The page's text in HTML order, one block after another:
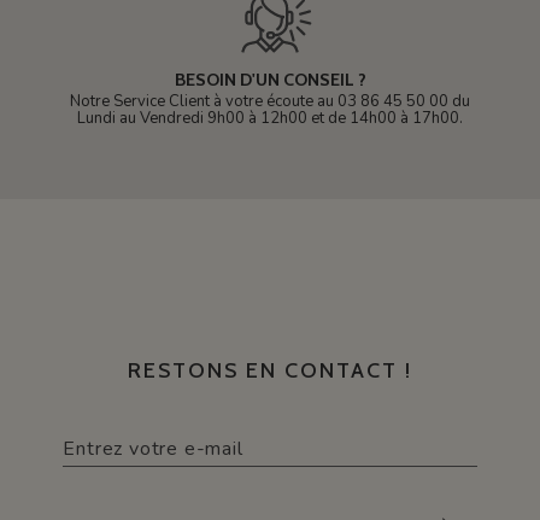
BESOIN D'UN CONSEIL ?
Notre Service Client à votre écoute au 03 86 45 50 00 du
Lundi au Vendredi 9h00 à 12h00 et de 14h00 à 17h00.
RESTONS EN CONTACT !